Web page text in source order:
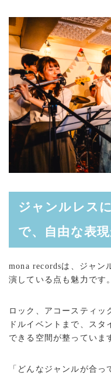
ジャンルレス
で、自由な表
mona recordsは、ジャン
演している点も魅力です。
ロック、アコースティッ
ドルイベントまで、ス
できる空間が整っていま
「どんなジャンルが合